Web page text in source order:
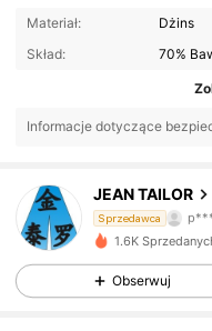
Materiał:
Dżins
Skład:
Informacje dotyczące
JEAN TAILOR
Sprzedawca
4,38
1.6K
Obserwuj